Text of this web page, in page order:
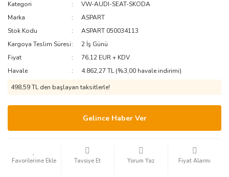
Kategori
VW-AUDI-SEAT-SKODA
Marka
ASPART
Stok Kodu
ASPART 050034113
Kargoya Teslim Süresi
2 İş Günü
Fiyat
76,12 EUR + KDV
Havale
4.862,27 TL (%3,00 havale indirimi)
498,59 TL den başlayan taksitlerle!
Gelince Haber Ver
Tavsiye Et Yorum Yaz Fiyat Alarmı